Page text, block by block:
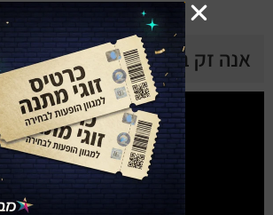
אנה זק ביוטיוב